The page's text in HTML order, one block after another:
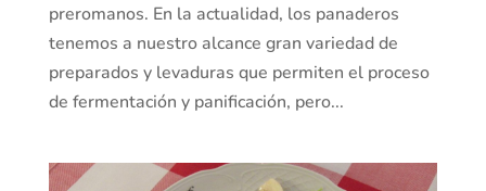
preromanos. En la actualidad, los panaderos
tenemos a nuestro alcance gran variedad de
preparados y levaduras que permiten el proceso
de fermentación y panificación, pero...